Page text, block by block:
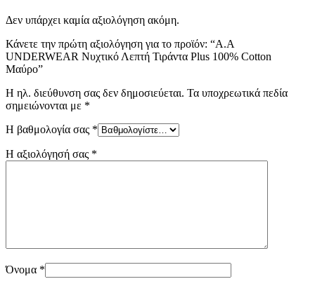
Δεν υπάρχει καμία αξιολόγηση ακόμη.
Κάνετε την πρώτη αξιολόγηση για το προϊόν: “A.A
UNDERWEAR Νυχτικό Λεπτή Τιράντα Plus 100% Cotton
Μαύρο”
Η ηλ. διεύθυνση σας δεν δημοσιεύεται. Τα υποχρεωτικά πεδία
σημειώνονται με *
Η βαθμολογία σας *
Η αξιολόγησή σας *
Όνομα *